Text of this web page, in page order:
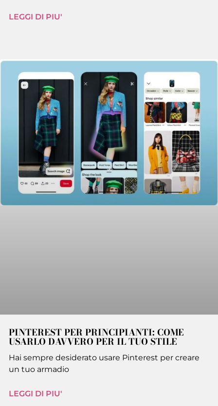
LEGGI DI PIU'
PINTEREST PER PRINCIPIANTI: COME
USARLO DAVVERO PER IL TUO STILE
Hai sempre desiderato usare Pinterest per creare
un tuo armadio
LEGGI DI PIU'